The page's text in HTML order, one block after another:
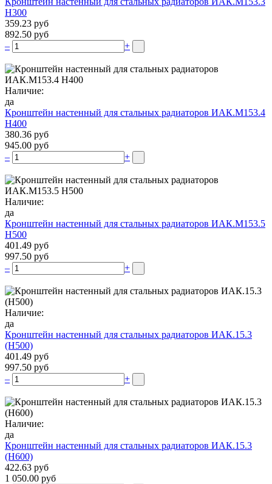
Н300
359.23 руб
892.50 руб
–
+
Наличие:
да
Кронштейн настенный для стальных радиаторов ИАК.М153.4
Н400
380.36 руб
945.00 руб
–
+
Наличие:
да
Кронштейн настенный для стальных радиаторов ИАК.М153.5
Н500
401.49 руб
997.50 руб
–
+
Наличие:
да
Кронштейн настенный для стальных радиаторов ИАК.15.3
(H500)
401.49 руб
997.50 руб
–
+
Наличие:
да
Кронштейн настенный для стальных радиаторов ИАК.15.3
(H600)
422.63 руб
1 050.00 руб